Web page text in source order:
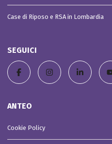
Case di Riposo e RSA in Lombardia
SEGUICI
ANTEO
Cookie Policy